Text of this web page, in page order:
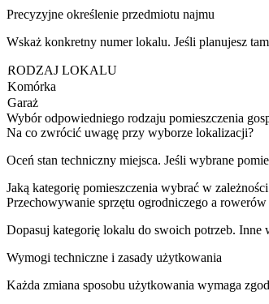
Precyzyjne określenie przedmiotu najmu
Wskaż konkretny numer lokalu. Jeśli planujesz
RODZAJ LOKALU
Komórka
Garaż
Wybór odpowiedniego rodzaju pomieszczenia
Na co zwrócić uwagę przy wyborze lokalizacji?
Oceń stan techniczny miejsca. Jeśli wybrane
Jaką kategorię pomieszczenia wybrać w
Przechowywanie sprzętu ogrodniczego a rowerów
Dopasuj kategorię lokalu do swoich potrzeb.
Wymogi techniczne i zasady użytkowania
Każda zmiana sposobu użytkowania wymaga